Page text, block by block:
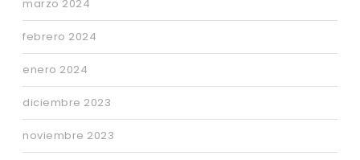
marzo 2024
febrero 2024
enero 2024
diciembre 2023
noviembre 2023